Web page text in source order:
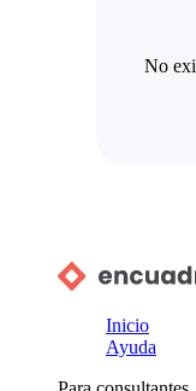
No
Inicio
Ayuda